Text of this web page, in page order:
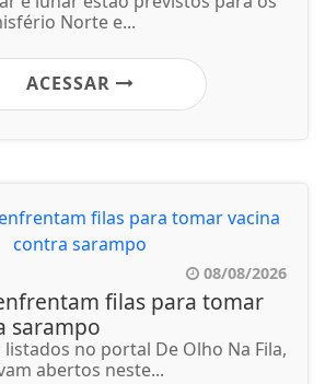
Norte e...
ACESSAR
08/08/2026
filas para tomar
sarampo
no portal De Olho Na Fila,
abertos neste...